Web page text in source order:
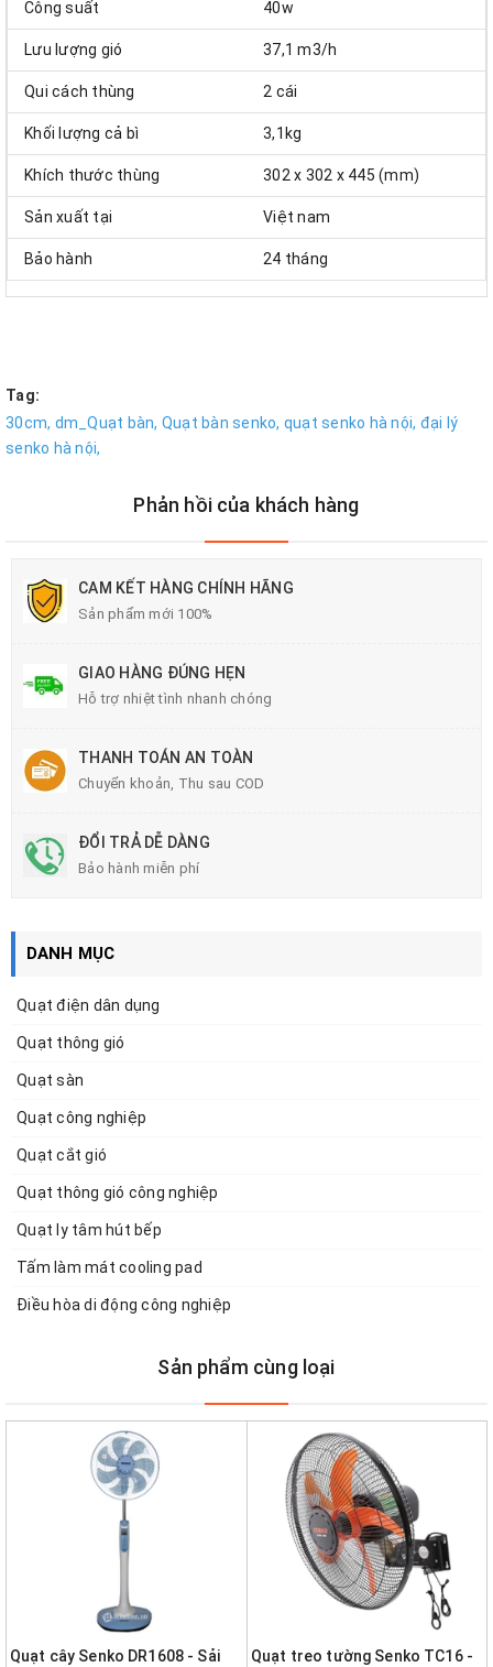
Công suất 40w
Lưu lượng gió 37,1 m3/h
Qui cách thùng 2 cái
Khối lượng cả bì 3,1kg
Khích thước thùng 302 x 302 x 445 (mm)
Sản xuất tại Việt nam
Bảo hành 24 tháng
Tag:
30cm, dm_Quạt bàn, Quạt bàn senko, quạt senko hà nội, đại lý
senko hà nội,
Phản hồi của khách hàng
CAM KẾT HÀNG CHÍNH HÃNG
Sản phẩm mới 100%
GIAO HÀNG ĐÚNG HẸN
Hỗ trợ nhiệt tình nhanh chóng
THANH TOÁN AN TOÀN
Chuyển khoản, Thu sau COD
ĐỔI TRẢ DỄ DÀNG
Bảo hành miễn phí
DANH MỤC
Quạt điện dân dụng
Quạt thông gió
Quạt sàn
Quạt công nghiệp
Quạt cắt gió
Quạt thông gió công nghiệp
Quạt ly tâm hút bếp
Tấm làm mát cooling pad
Điều hòa di động công nghiệp
Sản phẩm cùng loại
Quạt cây Senko DR1608 - Sải
Quạt treo tường Senko TC16 -